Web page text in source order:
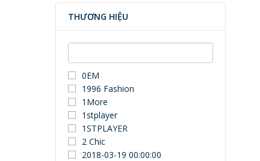
THƯƠNG HIỆU
0EM
1996 Fashion
1More
1stplayer
1STPLAYER
2 Chic
2018-03-19 00:00:00